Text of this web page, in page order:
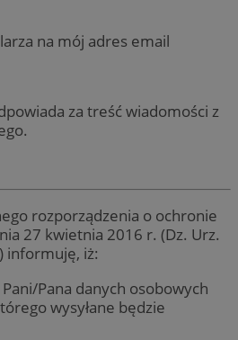
na mój adres email
za treść wiadomości z
rozporządzenia o ochronie
27 kwietnia 2016 r. (Dz. Urz.
informuję, iż:
Pana danych osobowych
wysyłane będzie